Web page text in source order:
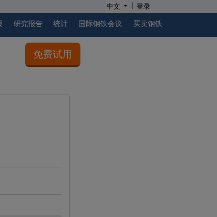
中文 | 登录
研究报告 统计 国际钢铁会议 买卖钢铁
免费试用